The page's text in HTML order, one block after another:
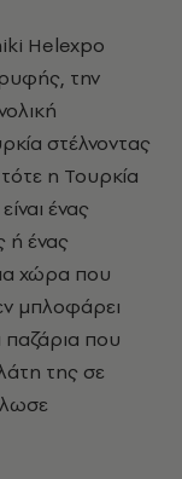
Helexpo
την
στέλνοντας
η Τουρκία
ένας
ή ένας
χώρα που
μπλοφάρει
παζάρια που
της σε